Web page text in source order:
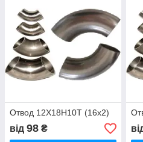
Отвод 12Х18Н10Т (16х2)
від 98 ₴